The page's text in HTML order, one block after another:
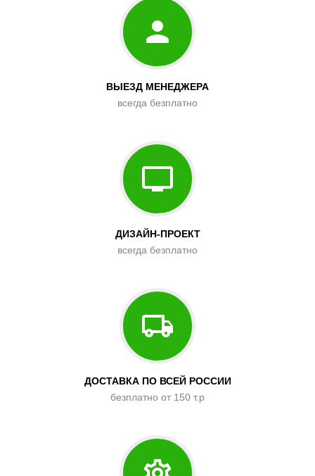
ВЫЕЗД МЕНЕДЖЕРА
всегда безплатно
ДИЗАЙН-ПРОЕКТ
всегда безплатно
ДОСТАВКА ПО ВСЕЙ РОССИИ
безплатно от 150 т.р